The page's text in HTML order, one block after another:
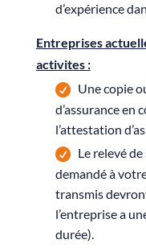
d’expérience
Entreprises
activites :
Une copie
d’assurance en
l’attestation
Le relevé
demandé à
transmis
l’entreprise a
durée).